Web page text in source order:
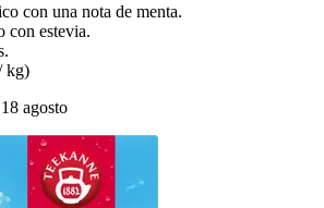
con una nota de menta.
con estevia.
kg)
agosto